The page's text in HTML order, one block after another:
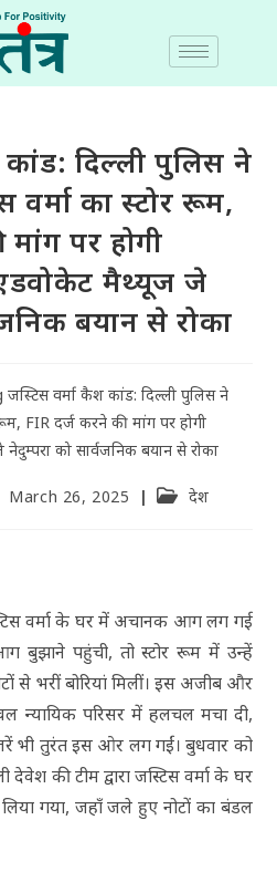
दिल्ली पुलिस ने
वर्मा का स्टोर रूम,
पर होगी
मैथ्यूज जे
बयान से रोका
March 26, 2025 देश
वर्मा के घर में अचानक आग लग गई
बुझाने पहुंची, तो स्टोर रूम में उन्हें
भरीं बोरियां मिलीं। इस अजीब और
न्यायिक परिसर में हलचल मचा दी,
भी तुरंत इस ओर लग गईं। बुधवार को
देवेश की टीम द्वारा जस्टिस वर्मा के घर
गया, जहाँ जले हुए नोटों का बंडल